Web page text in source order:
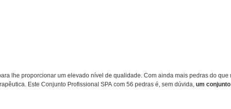
lhe proporcionar um elevado nível de qualidade. Com ainda mais pedras do
Este Conjunto Profissional SPA com 56 pedras é, sem dúvida, um conjunto